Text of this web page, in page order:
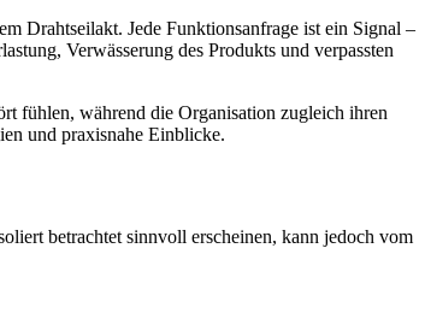
Drahtseilakt. Jede Funktionsanfrage ist ein Signal –
Verwässerung des Produkts und verpassten
fühlen, während die Organisation zugleich ihren
und praxisnahe Einblicke.
betrachtet sinnvoll erscheinen, kann jedoch vom